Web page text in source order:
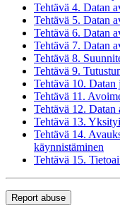
Tehtävä 4. Datan
Tehtävä 5. Datan
Tehtävä 6. Datan
Tehtävä 7. Datan
Tehtävä 8.
Tehtävä 9.
Tehtävä 10. Datan
Tehtävä 11.
Tehtävä 12. Datan
Tehtävä 13.
Tehtävä 14.
käynnistäminen
Tehtävä 15.
Report abuse